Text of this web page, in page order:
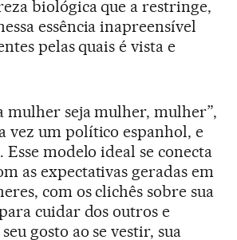
biológica que a restringe,
essência inapreensível
pelas quais é vista e
mulher seja mulher, mulher”,
vez um político espanhol, e
modelo ideal se conecta
as expectativas geradas em
com os clichês sobre sua
cuidar dos outros e
gosto ao se vestir, sua